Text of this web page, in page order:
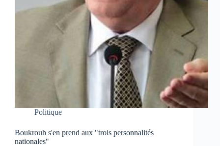
Politique
Boukrouh s'en prend aux "trois personnalités
nationales"